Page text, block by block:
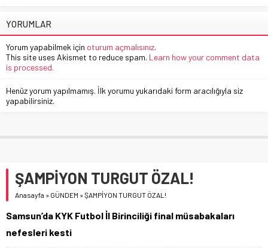
YORUMLAR
Yorum yapabilmek için oturum açmalısınız.
This site uses Akismet to reduce spam. Learn how your comment data
is processed.
Henüz yorum yapılmamış. İlk yorumu yukarıdaki form aracılığıyla siz
yapabilirsiniz.
ŞAMPİYON TURGUT ÖZAL!
Anasayfa » GÜNDEM »ŞAMPİYON TURGUT ÖZAL!
Samsun’da KYK Futbol İl Birinciliği final müsabakaları
nefesleri kesti